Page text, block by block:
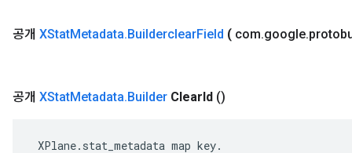
공개 XStatMetadata.BuilderclearField ( com.google.
공개 XStatMetadata.Builder ClearId ()
XPlane.stat_metadata map key.